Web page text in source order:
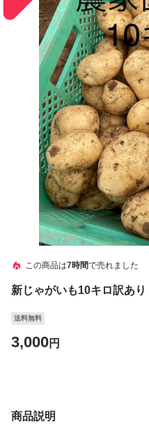
この商品は7時間で売れました
新じゃがいも10キロ訳あり
送料無料
3,000円
商品説明